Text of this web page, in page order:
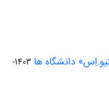
دانشگاه ها
1403-